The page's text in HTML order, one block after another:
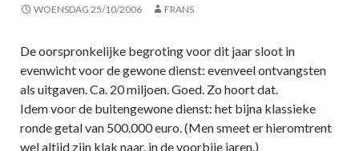
WOENSDAG 25/10/2006 FRANS
De oorspronkelijke begroting voor dit jaar sloot in
evenwicht voor de gewone dienst: evenveel ontvangsten
als uitgaven. Ca. 20 miljoen. Goed. Zo hoort dat.
Idem voor de buitengewone dienst: het bijna klassieke
ronde getal van 500.000 euro. (Men smeet er hieromtrent
wel altijd zijn klak naar, in de voorbije jaren.)